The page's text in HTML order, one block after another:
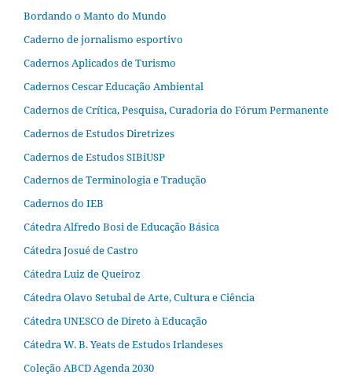
Bordando o Manto do Mundo
Caderno de jornalismo esportivo
Cadernos Aplicados de Turismo
Cadernos Cescar Educação Ambiental
Cadernos de Crítica, Pesquisa, Curadoria do Fórum Permanente
Cadernos de Estudos Diretrizes
Cadernos de Estudos SIBiUSP
Cadernos de Terminologia e Tradução
Cadernos do IEB
Cátedra Alfredo Bosi de Educação Básica
Cátedra Josué de Castro
Cátedra Luiz de Queiroz
Cátedra Olavo Setubal de Arte, Cultura e Ciência
Cátedra UNESCO de Direto à Educação
Cátedra W. B. Yeats de Estudos Irlandeses
Coleção ABCD Agenda 2030